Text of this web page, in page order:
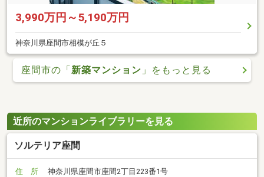
3,990万円～5,190万円
神奈川県座間市相模が丘５
座間市の「 新築マンション 」をもっと見る
近所のマンションライブラリーを見る
ソルテリア座間
住 所
神奈川県座間市座間2丁目223番1号